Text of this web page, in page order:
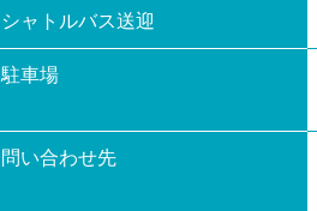
シャトルバス送迎
駐車場
問い合わせ先